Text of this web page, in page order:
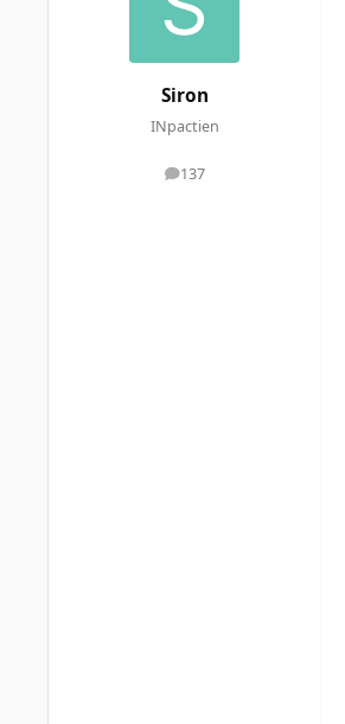
Siron
INpactien
137
messages